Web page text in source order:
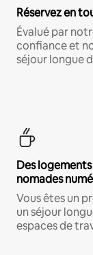
Réservez en
Évalué par
confiance et
séjour longue
Des
nomades
Vous êtes un
un séjour
espaces de